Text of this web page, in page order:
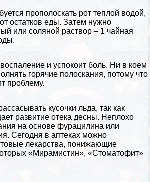
прополоскать рот теплой водой,
остатков еды. Затем нужно
или соляной раствор – 1 чайная
и успокоит боль. Ни в коем
горячие полоскания, потому что
проблему.
кусочки льда, так как
развитие отека десны. Неплохо
на основе фурацилина или
Сегодня в аптеках можно
лекарства, понижающие
«Мирамистин», «Стоматофит»